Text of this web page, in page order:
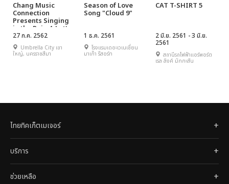
Chang Music
Connection
Presents Singing
in the Rain 4: Let's
Say Play Together
27 ก.ค. 2562
Umbrella City เขา
ใหญ่, นครราชสีมา
Season of Love
Song "Cloud 9"
1 ธ.ค. 2561
โรงแรมเดอะเวเนเชี่ยน
มาเก๊า รีสอร์ท
CAT T-SHIRT 5
2 มิ.ย. 2561 - 3 มิ.ย.
2561
สถานีรถไฟฟ้าแอร์พอร์ต
เรล ลิงค์ มักกะสัน
ไทยทิคเก็ตเมเจอร์
บริการ
ช่วยเหลือ